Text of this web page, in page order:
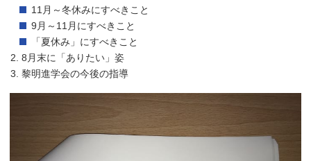
11月～冬休みにすべきこと
9月～11月にすべきこと
「夏休み」にすべきこと
8月末に「ありたい」姿
黎明進学会の今後の指導